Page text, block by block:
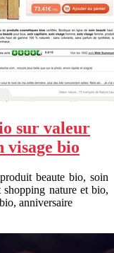
sur valeur
visage bio
beaute bio, soin
shopping nature et bio,
anniversaire